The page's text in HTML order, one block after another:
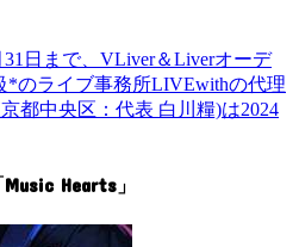
日まで、VLiver＆Liverオーデ
*のライブ事務所LIVEwithの代理
都中央区：代表 白川糧)は2024
Music Hearts」